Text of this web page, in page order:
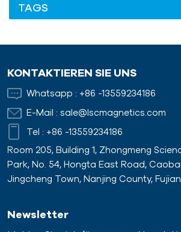
TAGS
KONTAKTIEREN SIE UNS
Whatsapp : +86 -13559234186
E-Mail : sale@lscmagnetics.com
Tel : +86 -13559234186
Room 205, Building 1, Zhongmeng
Park, No. 54, Hongta East Road,
Jingcheng Town, Nanjing County,
Newsletter